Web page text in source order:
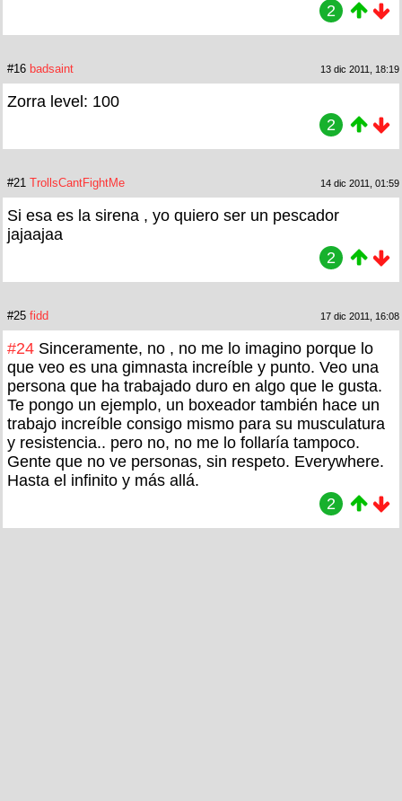
2
#16 badsaint 13 dic 2011, 18:19
Zorra level: 100
2
#21 TrollsCantFightMe 14 dic 2011, 01:59
Si esa es la sirena , yo quiero ser un pescador
jajaajaa
2
#25 fidd 17 dic 2011, 16:08
#24 Sinceramente, no , no me lo imagino porque lo
que veo es una gimnasta increíble y punto. Veo una
persona que ha trabajado duro en algo que le gusta.
Te pongo un ejemplo, un boxeador también hace un
trabajo increíble consigo mismo para su musculatura
y resistencia.. pero no, no me lo follaría tampoco.
Gente que no ve personas, sin respeto. Everywhere.
Hasta el infinito y más allá.
2